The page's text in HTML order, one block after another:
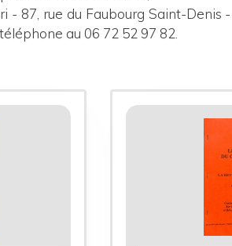
- 87, rue du Faubourg Saint-Denis
au 06 72 52 97 82.